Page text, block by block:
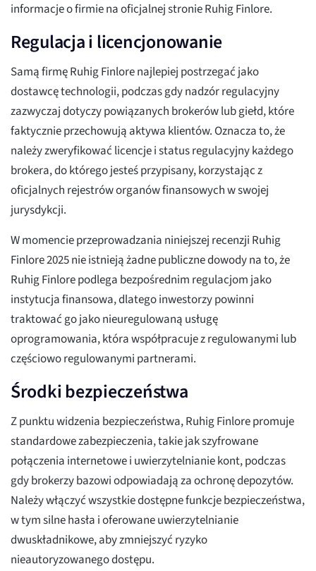
informacje o firmie na oficjalnej stronie Ruhig Finlore.
Regulacja i licencjonowanie
Samą firmę Ruhig Finlore najlepiej postrzegać jako
dostawcę technologii, podczas gdy nadzór regulacyjny
zazwyczaj dotyczy powiązanych brokerów lub giełd, które
faktycznie przechowują aktywa klientów. Oznacza to, że
należy zweryfikować licencje i status regulacyjny każdego
brokera, do którego jesteś przypisany, korzystając z
oficjalnych rejestrów organów finansowych w swojej
jurysdykcji.
W momencie przeprowadzania niniejszej recenzji Ruhig
Finlore 2025 nie istnieją żadne publiczne dowody na to, że
Ruhig Finlore podlega bezpośrednim regulacjom jako
instytucja finansowa, dlatego inwestorzy powinni
traktować go jako nieuregulowaną usługę
oprogramowania, która współpracuje z regulowanymi lub
częściowo regulowanymi partnerami.
Środki bezpieczeństwa
Z punktu widzenia bezpieczeństwa, Ruhig Finlore promuje
standardowe zabezpieczenia, takie jak szyfrowane
połączenia internetowe i uwierzytelnianie kont, podczas
gdy brokerzy bazowi odpowiadają za ochronę depozytów.
Należy włączyć wszystkie dostępne funkcje bezpieczeństwa,
w tym silne hasła i oferowane uwierzytelnianie
dwuskładnikowe, aby zmniejszyć ryzyko
nieautoryzowanego dostępu.